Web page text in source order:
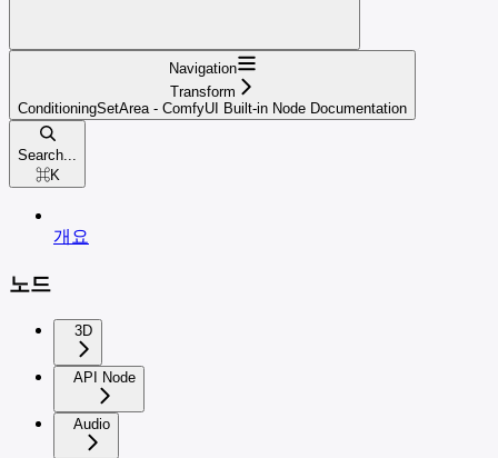
Navigation
Transform
ConditioningSetArea - ComfyUI Built-in Node Documentation
Search...
⌘K
개요
노드
3D
API Node
Audio